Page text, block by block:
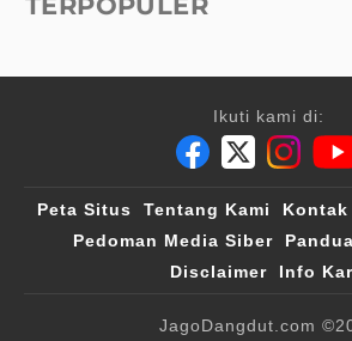
Ikuti kami di:
Peta Situs Tentang Kami Kontak
Pedoman Media Siber
Disclaimer
Info
JagoDangdut.com